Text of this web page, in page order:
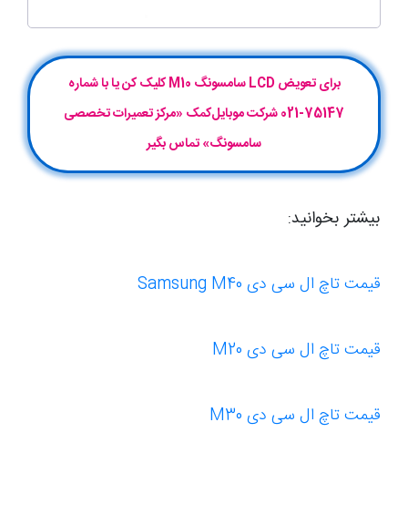
برای تعویض LCD سامسونگ M10 کلیک کن یا با شماره
75147-021 شرکت موبایل‌کمک «مرکز تعمیرات تخصصی
سامسونگ» تماس بگیر
بیشتر بخوانید:
قیمت تاچ ال سی دی Samsung M40
قیمت تاچ ال سی دی M20
قیمت تاچ ال سی دی M30